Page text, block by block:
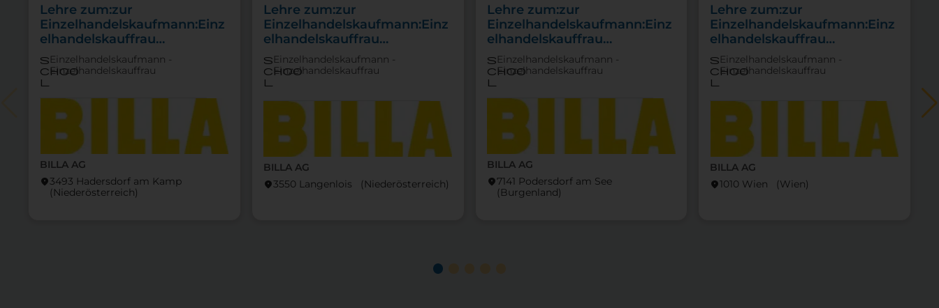
BILLA AG
location_on3493 Hadersdorf am Kamp
(Nieder­österreich)
Lehre zum:zur
Einzelhandelskaufmann:Einz
elhandelskauffrau
Schwerpunkt
Feinkostfachverkauf
s
choo
l
Einzelhandelskaufmann -
Einzelhandelskauffrau
BILLA AG
location_on3550 Langenlois (Nieder­österreich)
Lehre zum:zur
Einzelhandelskaufmann:Einz
elhandelskauffrau
Schwerpunkt Lebensmittel
s
choo
l
Einzelhandelskaufmann -
Einzelhandelskauffrau
BILLA AG
location_on7141 Podersdorf am See
(Burgen­land)
Lehre zum:zur
Einzelhandelskaufmann:Einz
elhandelskauffrau
Schwerpunkt
Feinkostfachverkauf
s
choo
l
Einzelhandelskaufmann -
Einzelhandelskauffrau
BILLA AG
location_on1010 Wien (Wien)
Lehre zum:zur
Einzelhandelskaufmann:Einz
elhandelskauffrau
Schwerpunkt Lebensmittel
s
choo
l
Einzelhandelskaufmann -
Einzelhandelskauffrau